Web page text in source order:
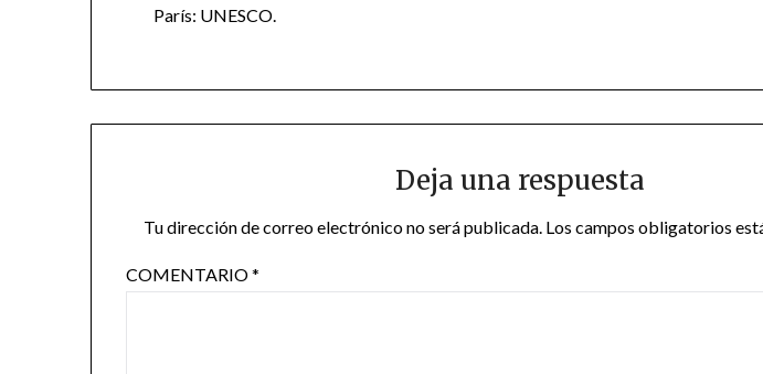
París: UNESCO.
Deja una respuesta
Tu dirección de correo electrónico no será publicada. Los campos obligatorios
COMENTARIO*